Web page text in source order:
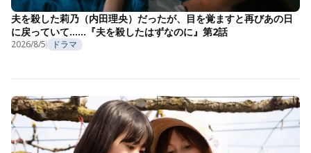
夫を殺した莉乃（内田理央）だったが、目を覚ますと再びあの日
に戻っていて……『夫を殺したはずなのに』第2話
2026/8/5 ドラマ